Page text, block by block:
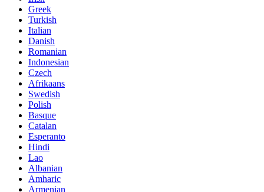
Greek
Turkish
Italian
Danish
Romanian
Indonesian
Czech
Afrikaans
Swedish
Polish
Basque
Catalan
Esperanto
Hindi
Lao
Albanian
Amharic
Armenian